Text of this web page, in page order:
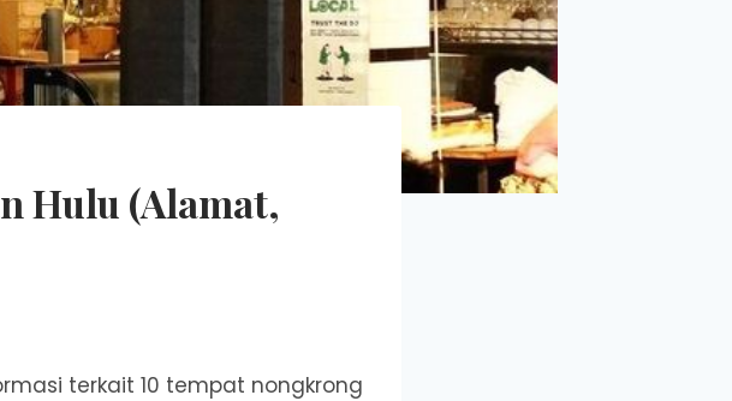
Hulu (Alamat,
terkait 10 tempat nongkrong